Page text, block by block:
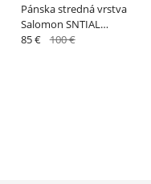
Pánska stredná vrstva
Salomon SNTIAL
LIGHTWARM HD M
85 € 100 €